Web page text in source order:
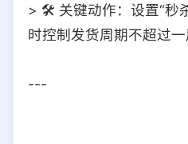
> 🛠️ 关键动作：设置“秒
时控制发货周期不超过一
---